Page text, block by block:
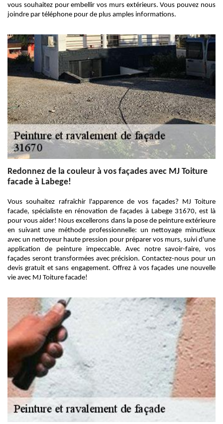
vous souhaitez pour embellir vos murs extérieurs. Vous pouvez nous
joindre par téléphone pour de plus amples informations.
Redonnez de la couleur à vos façades avec MJ Toiture
facade à Labege!
Vous souhaitez rafraîchir l'apparence de vos façades? MJ Toiture
facade, spécialiste en rénovation de façades à Labege 31670, est là
pour vous aider! Nous excellerons dans la pose de peinture extérieure
en suivant une méthode professionnelle: un nettoyage minutieux
avec un nettoyeur haute pression pour préparer vos murs, suivi d'une
application de peinture impeccable. Avec notre savoir-faire, vos
façades seront transformées avec précision. Contactez-nous pour un
devis gratuit et sans engagement. Offrez à vos façades une nouvelle
vie avec MJ Toiture facade!